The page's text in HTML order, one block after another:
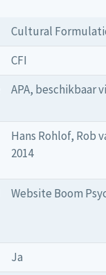
Cultural
CFI
APA, beschikbaar
Hans Rohlof, Rob
2014
Website Boom
Ja